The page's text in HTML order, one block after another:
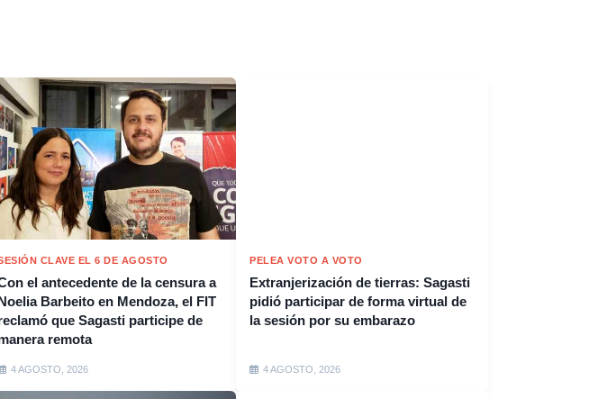
CLAVE EL 6 DE AGOSTO
el antecedente de la censura a
Noelia Barbeito en Mendoza, el FIT
que Sagasti participe de
remota
4 AGOSTO, 2026
PELEA VOTO A VOTO
Extranjerización de tierras: Sagasti
pidió participar de forma virtual de
la sesión por su embarazo
4 AGOSTO, 2026